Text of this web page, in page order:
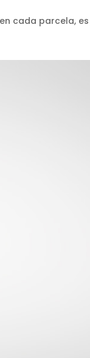
cada parcela,